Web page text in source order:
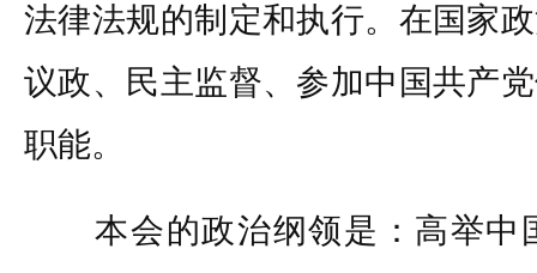
法律法规的制定和执行。在国家
议政、民主监督、参加中国共产
职能。
本会的政治纲领是：高举中